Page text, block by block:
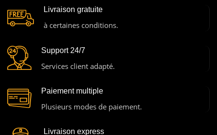
Livraison gratuite
à certaines conditions.
Support 24/7
Services client adapté.
Paiement multiple
Plusieurs modes de paiement.
Livraison express